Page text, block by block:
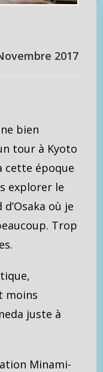
2017
bien
tour à Kyoto
cette époque
explorer le
où je
Trop
moins
juste à
Minami-